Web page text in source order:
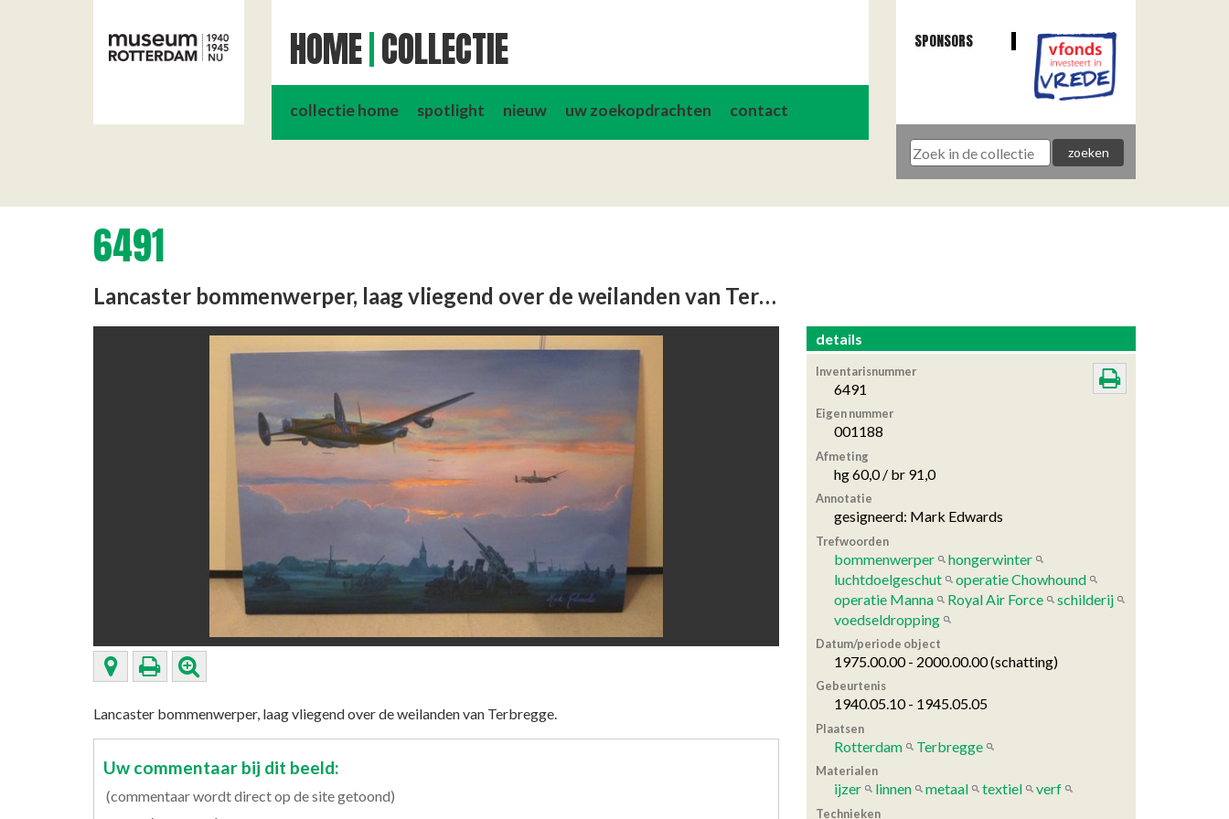
HOME COLLECTIE
collectie home spotlight nieuw uw zoekopdrachten contact
SPONSORS
6491
Lancaster bommenwerper, laag vliegend over de weilanden van Terbregge.
Lancaster bommenwerper, laag vliegend over de weilanden van Terbregge.
Uw commentaar bij dit beeld:
(commentaar wordt direct op de site getoond)
details
Inventarisnummer
6491
Eigen nummer
001188
Afmeting
hg 60,0 / br 91,0
Annotatie
gesigneerd: Mark Edwards
Trefwoorden
bommenwerper
hongerwinter
luchtdoelgeschut
operatie Chowhound
operatie Manna
Royal Air Force
schilderij
voedseldropping
Datum/periode object
1975.00.00 - 2000.00.00 (schatting)
Gebeurtenis
1940.05.10 - 1945.05.05
Plaatsen
Rotterdam Terbregge
Materialen
ijzer linnen metaal textiel verf
Technieken